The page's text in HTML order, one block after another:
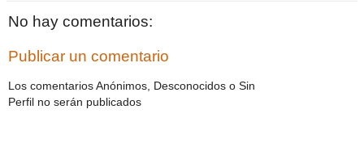
No hay comentarios:
Publicar un comentario
Los comentarios Anónimos, Desconocidos o Sin
Perfil no serán publicados